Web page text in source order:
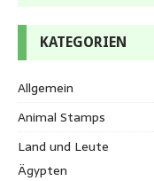
KATEGORIEN
Allgemein
Animal Stamps
Land und Leute
Ägypten